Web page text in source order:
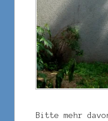
Bitte mehr